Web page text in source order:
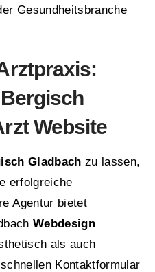
Gesundheitsbranche
rzt Website
Gladbach zu lassen,
erfolgreiche
Agentur bietet
Webdesign
als auch
Kontaktformular